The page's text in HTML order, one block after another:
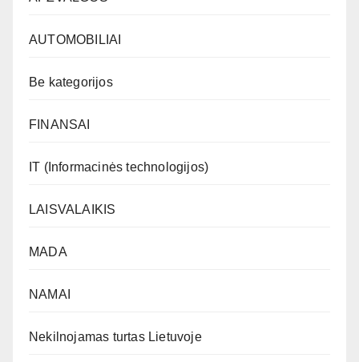
AUTOMOBILIAI
Be kategorijos
FINANSAI
IT (Informacinės technologijos)
LAISVALAIKIS
MADA
NAMAI
Nekilnojamas turtas Lietuvoje